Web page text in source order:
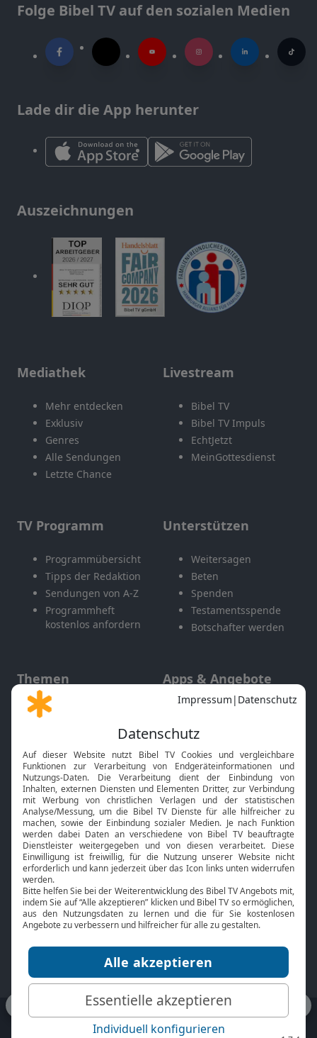
Folge Bibel TV auf den sozialen Medien
Lade dir die App herunter
Auszeichnungen
Mediathek
Mehr entdecken
Exklusiv
Genres
Alle Sendungen
Letzte Chance
Livestream
Bibel TV
Bibel TV Impuls
EchtJetzt
MeinGottesdienst
TV Programm
Programmübersicht
Tipps der Redaktion
Sendungen von A-Z
Programmheft
kostenlos anfordern
Unterstützen
Weitersagen
Beten
Spenden
Testamentsspende
Botschafter werden
Themen
Gott und Bibel erklärt
Neuigkeiten
Apps & Angebote
Mobile App
Smart TV
HbbTV
Bibelthek Online-Bibel
Nächster Gottesdienst
Bibel TV
Über uns
Jobs
Mediadaten
Service
Kontakt
TV-Empfang
bibeltv.de: Impressum
Datenschutz
Nutzungsbedingungen
Fakten Bibel TV App